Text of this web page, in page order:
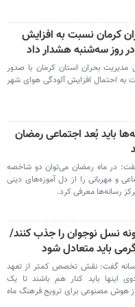
کرمان نسبت به افزایش
روز سه‌شنبه هشدار داد
مدیریت بحران استان کرمان با صدور
به احتمال افزایش آلودگی هوای شهر
باید بُعد اجتماعی رمضان
در ماه رمضان می‌توان دو شاخصه
و مهربانی را از دل آموزه‌های دینی
رسانه‌ها معرفی کرد.
نسل نوجوان را جذب کنند/
باید متعادل شود
گفت: نقش تخصص کمتر از تعهد
اینها باید کنار هم باشند تا یک
هوش مصنوعی برای ترویج فرهنگ ماه